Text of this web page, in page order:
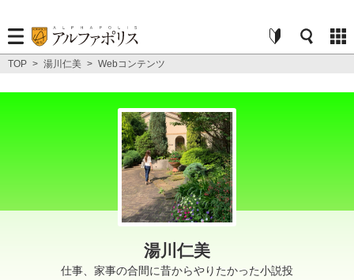
TOP > 湯川仁美 > Webコンテンツ
湯川仁美
仕事、家事の合間に昔からやりたかった小説投